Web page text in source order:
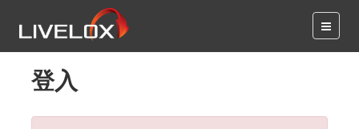
登入